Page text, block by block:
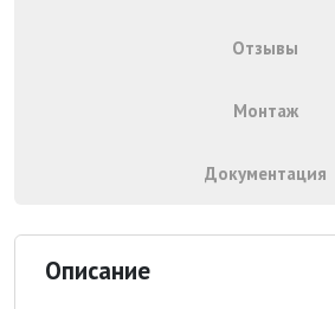
Отзывы
Монтаж
Документация
Описание